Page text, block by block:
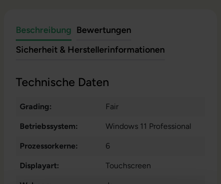
Beschreibung Bewertungen
Sicherheit & Herstellerinformationen
Technische Daten
Grading: Fair
Betriebssystem: Windows 11 Professional
Prozessorkerne: 6
Displayart: Touchscreen